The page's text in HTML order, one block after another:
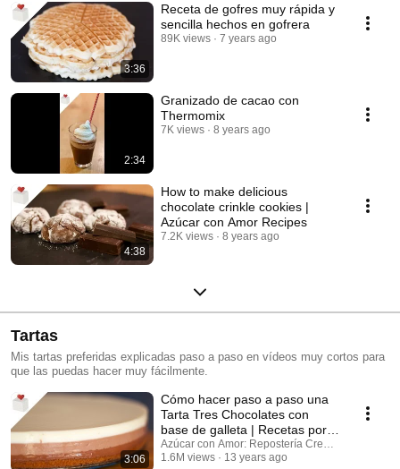
3:36
Receta de gofres muy rápida y
sencilla hechos en gofrera
89K views 7 years ago
2:34
Granizado de cacao con
Thermomix
7K views 8 years ago
4:38
How to make delicious
chocolate crinkle cookies |
Azúcar con Amor Recipes
7.2K views 8 years ago
Tartas
Mis tartas preferidas explicadas paso a paso en vídeos muy cortos para
que las puedas hacer muy fácilmente.
3:06
Cómo hacer paso a paso una
Tarta Tres Chocolates con
base de galleta | Recetas por
Azúcar con Amor
Azúcar con Amor: Repostería Creativa
1.6M views
13 years ago